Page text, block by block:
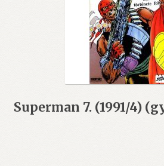
Superman 7. (1991/4)